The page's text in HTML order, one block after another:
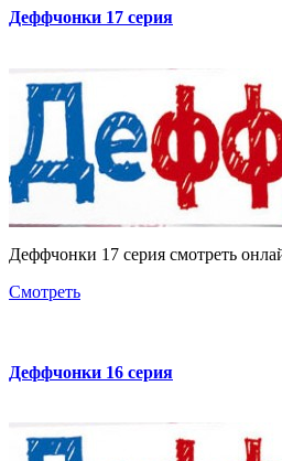
Деффчонки 17 серия
Деффчонки 17 серия смотреть
Смотреть
Деффчонки 16 серия